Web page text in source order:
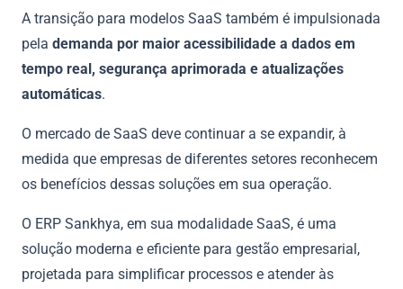
A transição para modelos SaaS também é impulsionada
pela demanda por maior acessibilidade a dados em
tempo real, segurança aprimorada e atualizações
automáticas.
O mercado de SaaS deve continuar a se expandir, à
medida que empresas de diferentes setores reconhecem
os benefícios dessas soluções em sua operação.
O ERP Sankhya, em sua modalidade SaaS, é uma
solução moderna e eficiente para gestão empresarial,
projetada para simplificar processos e atender às